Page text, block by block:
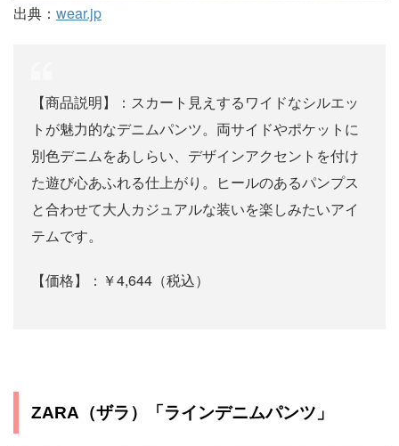
出典： wear.jp
【商品説明】：スカート見えするワイドなシルエッ
トが魅力的なデニムパンツ。両サイドやポケットに
別色デニムをあしらい、デザインアクセントを付け
た遊び心あふれる仕上がり。ヒールのあるパンプス
と合わせて大人カジュアルな装いを楽しみたいアイ
テムです。
【価格】：￥4,644（税込）
ZARA（ザラ）「ラインデニムパンツ」